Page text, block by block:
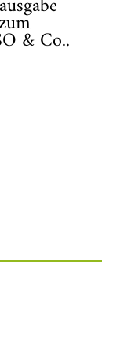
& Co..